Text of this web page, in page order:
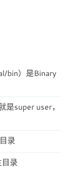
bin）是Binary
super user，
录
录